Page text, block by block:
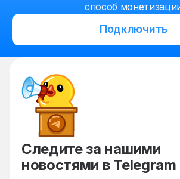
способ
Подключить
Следите за нашими
новостями в Telegram